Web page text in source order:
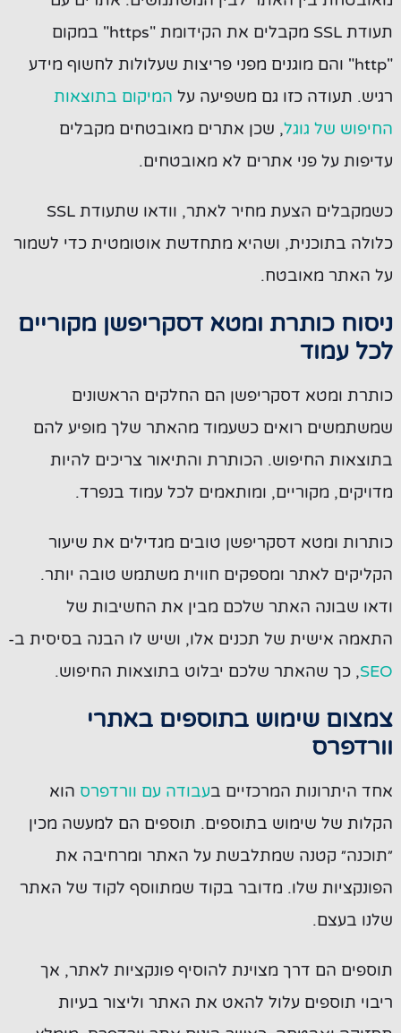
תעודת SSL מקבלים את הקידומת "https" במקום
"http" והם מוגנים מפני פריצות שעלולות לחשוף מידע
רגיש. תעודה כזו גם משפיעה עלהמיקום בתוצאות
החיפוש של גוגל, שכן אתרים מאובטחים מקבלים
עדיפות על פני אתרים לא מאובטחים.
כשמקבלים הצעת מחיר לאתר, וודאו שתעודת SSL
כלולה בתוכנית, ושהיא מתחדשת אוטומטית כדי לשמור
על האתר מאובטח.
ניסוח כותרת ומטא דסקריפשן מקוריים
לכל עמוד
כותרת ומטא דסקריפשן הם החלקים הראשונים
שמשתמשים רואים כשעמוד מהאתר שלך מופיע להם
בתוצאות החיפוש. הכותרת והתיאור צריכים להיות
מדויקים, מקוריים, ומותאמים לכל עמוד בנפרד.
כותרות ומטא דסקריפשן טובים מגדילים את שיעור
הקליקים לאתר ומספקים חווית משתמש טובה יותר.
ודאו שבונה האתר שלכם מבין את החשיבות של
התאמה אישית של תכנים אלו, ושיש לו הבנה בסיסית ב-
SEO, כך שהאתר שלכם יבלוט בתוצאות החיפוש.
צמצום שימוש בתוספים באתרי
וורדפרס
אחד היתרונות המרכזיים בעבודה עם וורדפרס הוא
הקלות של שימוש בתוספים. תוספים הם למעשה מכין
״תוכנה״ קטנה שמתלבשת על האתר ומרחיבה את
הפונקציות שלו. מדובר בקוד שמתווסף לקוד של האתר
שלנו בעצם.
תוספים הם דרך מצוינת להוסיף פונקציות לאתר, אך
ריבוי תוספים עלול להאט את האתר וליצור בעיות